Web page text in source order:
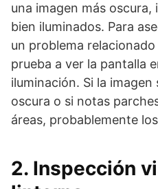
una imagen más
bien iluminados. Para
un problema
prueba a ver la pantalla
iluminación. Si la
oscura o si notas
áreas, probablemente
2. Inspección